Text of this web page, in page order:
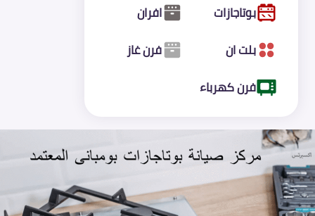
بوتاجازات
افران
بلت ان
فرن غاز
فرن كهرباء